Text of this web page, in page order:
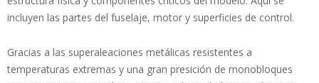
incluyen las partes del fuselaje, motor y superficies de control.
Gracias a las superaleaciones metálicas resistentes a
temperaturas extremas y una gran presición de monobloques